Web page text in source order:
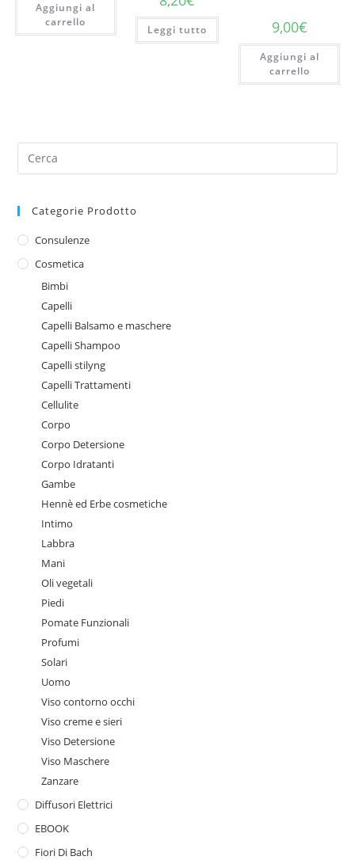
Aggiungi al
carrello
Leggi tutto 9,00€
Aggiungi al
carrello
Categorie Prodotto
Consulenze
Cosmetica
Bimbi
Capelli
Capelli Balsamo e maschere
Capelli Shampoo
Capelli stilyng
Capelli Trattamenti
Cellulite
Corpo
Corpo Detersione
Corpo Idratanti
Gambe
Hennè ed Erbe cosmetiche
Intimo
Labbra
Mani
Oli vegetali
Piedi
Pomate Funzionali
Profumi
Solari
Uomo
Viso contorno occhi
Viso creme e sieri
Viso Detersione
Viso Maschere
Zanzare
Diffusori Elettrici
EBOOK
Fiori Di Bach